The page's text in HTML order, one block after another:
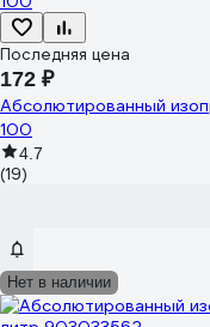
Последняя цена
172 ₽
Абсолютированный
100
4.7
(19)
Нет в наличии